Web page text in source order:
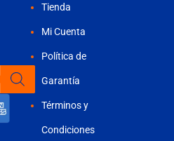
Tienda
Mi Cuenta
Política de
Garantía
Términos y
Condiciones